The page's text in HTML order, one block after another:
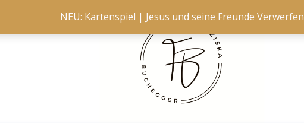
NEU: Kartenspiel | Jesus und seine Freunde Verwerfen